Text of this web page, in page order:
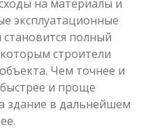
на материалы и
эксплуатационные
полный
строители
Чем точнее и
и проще
здание в дальнейшем